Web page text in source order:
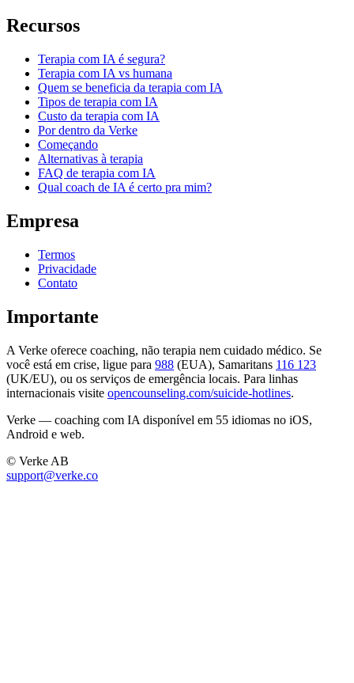
Recursos
Terapia com IA é segura?
Terapia com IA vs humana
Quem se beneficia da terapia com IA
Tipos de terapia com IA
Custo da terapia com IA
Por dentro da Verke
Começando
Alternativas à terapia
FAQ de terapia com IA
Qual coach de IA é certo pra mim?
Empresa
Termos
Privacidade
Contato
Importante
A Verke oferece coaching, não terapia nem cuidado médico. Se
você está em crise, ligue para 988 (EUA), Samaritans 116 123
(UK/EU), ou os serviços de emergência locais. Para linhas
internacionais visite opencounseling.com/suicide-hotlines.
Verke — coaching com IA disponível em 55 idiomas no iOS,
Android e web.
© Verke AB
support@verke.co